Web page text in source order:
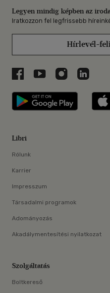
Legyen mindig képben az
Iratkozzon fel legfrissebb
Hírlevél-
Libri a Facebookon
Libri a Youtube-on
Libri azLibri
Libri
Libri
Rólunk
Karrier
Impresszum
Társadalmi programok
Adományozás
Akadálymentesítési nyilatkozat
Szolgáltatás
Boltkereső